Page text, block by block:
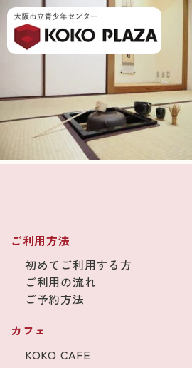
ご利用方法
初めてご利用する方
ご利用の流れ
ご予約方法
カフェ
KOKO CAFE